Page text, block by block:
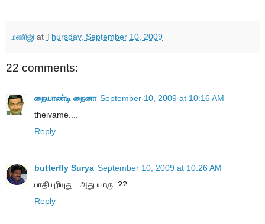
மணிஜி at Thursday, September 10, 2009
22 comments:
நையாண்டி நைனா September 10, 2009 at 10:16 AM
theivame....
Reply
butterfly Surya September 10, 2009 at 10:26 AM
பாதி புரியுது.. அது யாரு..??
Reply